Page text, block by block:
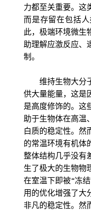
力都至关重要。这
而是存留在包括
此，极端环境微生
助理解应激反应、
制。
维持生物大分子
供大量能量，这是
是高度修饰的。这
助于生物体在高温
白质的稳定性。然
的常温环境有机体
整体结构几乎没有
生了极大的生物物
在室温下即被“冻
用的优化增强了大
非凡的稳定性。然